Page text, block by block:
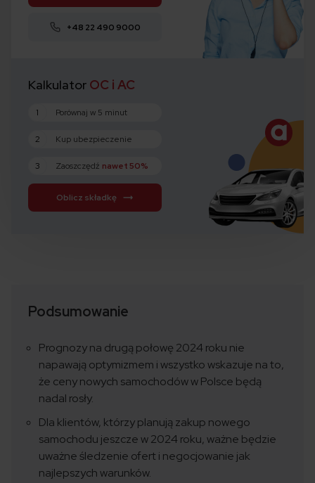
+48 22 490 9000
Kalkulator OC i AC
1 Porównaj w 5 minut
2 Kup ubezpieczenie
3 Zaoszczędź nawet 50%
Oblicz składkę
Podsumowanie
Prognozy na drugą połowę 2024 roku nie
napawają optymizmem i wszystko wskazuje na to,
że ceny nowych samochodów w Polsce będą
nadal rosły.
Dla klientów, którzy planują zakup nowego
samochodu jeszcze w 2024 roku, ważne będzie
uważne śledzenie ofert i negocjowanie jak
najlepszych warunków.